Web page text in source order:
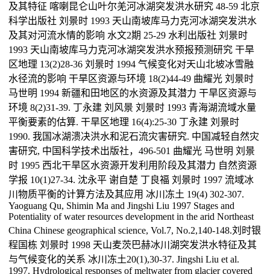
及其特征 喀喇昆仑山叶尔羌河冰湖突发洪水研究 48-59 北京
科学出版社 刘景时 1993 天山南坡库马力克河冰湖突发洪水
及其对河流水情的影响 水文2期 25-29 水利出版社 刘景时
1993 天山南坡库马力克河冰湖突发洪水预报预测研究 干旱
区地理 13(2)28-36 刘景时 1994 气候变化对天山北坡冰雪融
水径流的影响 干旱区资源与环境 18(2)44-49 曲耀光 刘景时
马世明 1994 新疆和田地区的水资源及其潜力 干旱区资源与
环境 8(2)31-39. 丁永建 刘风景 刘景时 1993 青海湖流域水量
平衡要素的估算. 干旱区地理 16(4):25-30 丁永建 刘景时
1990. 我国冰湖溃决洪水和泥石流灾害研究. 中国减轻自然灾
害研究, 中国科学技术出版社，496-501 曲耀光 马世明 刘景
时 1995 西北干旱区水资源开发利用阶段及其潜力 自然资源
学报 10(1)27-34. 沈永平 谢自楚 丁良福 刘景时 1997 流域冰
川物质平衡的计算方法及其应用 冰川冻土 19(4) 302-307.
Yaoguang Qu, Shimin Ma and Jingshi Liu 1997 Stages and
Potentiality of water resources development in the arid Northeast
China Chinese geographical science, Vol.7, No.2,140-148.刘时银
程国栋 刘景时 1998 天山麦茨巴赫冰川湖突发洪水特征及其
与气候变化的关系 冰川冻土20(1),30-37. Jingshi Liu et al.
1997. Hydrological responses of meltwater from glacier covered